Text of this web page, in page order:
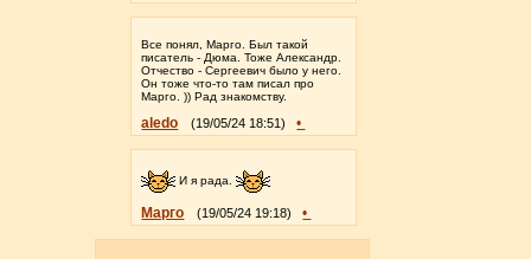
Все понял, Марго. Был такой
писатель - Дюма. Тоже Александр.
Отчество - Сергеевич было у него.
Он тоже что-то там писал про
Марго. )) Рад знакомству.
aledo (19/05/24 18:51) •
И я рада.
Марго (19/05/24 19:18) •